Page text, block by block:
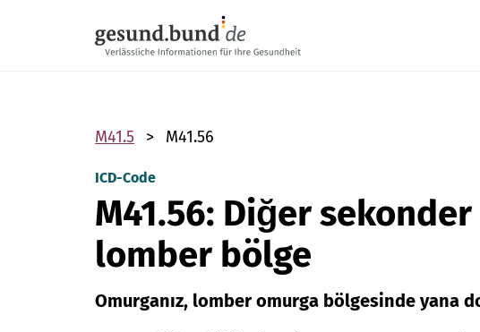
M41.5 M41.56
ICD-Code
M41.56: Diğer
lomber bölge
Omurganız, lomber omurga bölgesinde yana